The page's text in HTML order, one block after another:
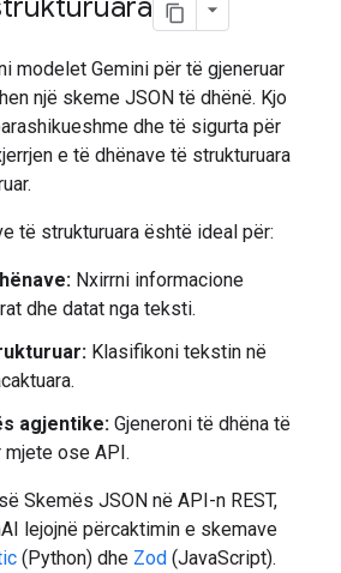
modelet Gemini për të gjeneruar
një skeme JSON të dhënë. Kjo
dhe të sigurta për
e të dhënave të strukturuara
të strukturuara është ideal për:
Nxirrni informacione
dhe datat nga teksti.
Klasifikoni tekstin në
agjentike: Gjeneroni të dhëna të
mjete ose API.
Skemës JSON në API-n REST,
lejojnë përcaktimin e skemave
(Python) dhe Zod (JavaScript).